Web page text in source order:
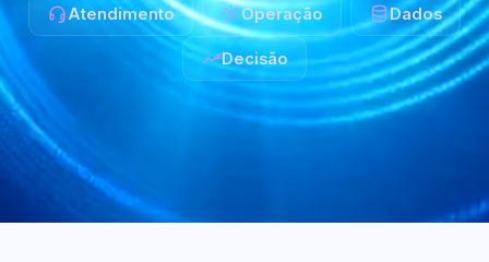
Atendimento Operação Dados
Decisão